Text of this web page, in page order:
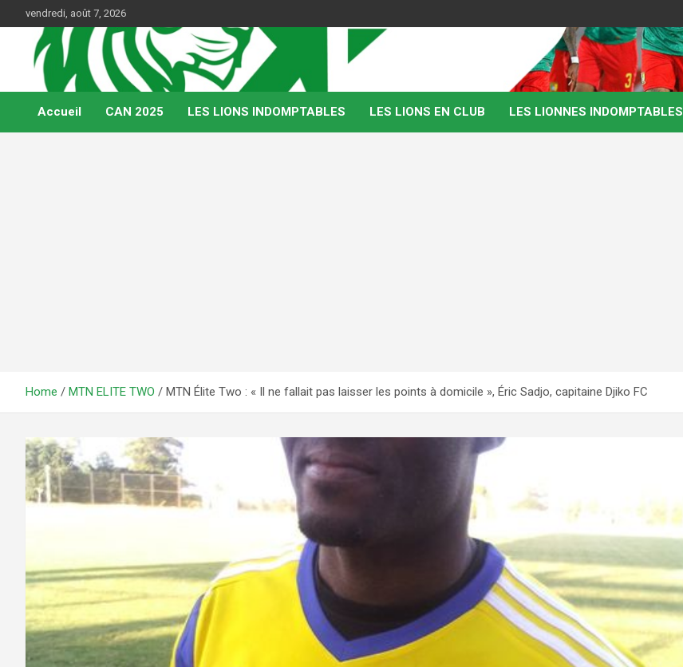
to
content
vendredi, août 7, 2026
Kamerfoot
Web Magazine du football camerounais
Accueil CAN 2025 LES LIONS INDOMPTABLES LES LIONS EN CLUB LES LIONNES INDOMPTABLES
Home MTN ELITE TWO MTN Élite Two : « Il ne fallait pas laisser les points à domicile », Éric Sadjo, capitaine Djiko FC